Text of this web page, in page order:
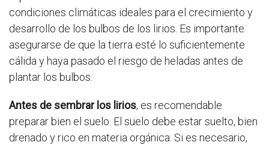
condiciones climáticas ideales para el crecimiento y
desarrollo de los bulbos de los lirios. Es importante
asegurarse de que la tierra esté lo suficientemente
cálida y haya pasado el riesgo de heladas antes de
plantar los bulbos.
Antes de sembrar los lirios, es recomendable
preparar bien el suelo. El suelo debe estar suelto, bien
drenado y rico en materia orgánica. Si es necesario,